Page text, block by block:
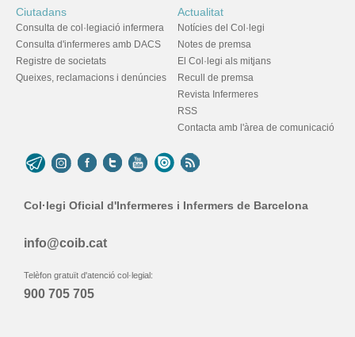
Ciutadans
Consulta de col·legiació infermera
Consulta d'infermeres amb DACS
Registre de societats
Queixes, reclamacions i denúncies
Actualitat
Notícies del Col·legi
Notes de premsa
El Col·legi als mitjans
Recull de premsa
Revista Infermeres
RSS
Contacta amb l'àrea de comunicació
Col·legi Oficial d'Infermeres i Infermers de Barcelona
info@coib.cat
Telèfon gratuït d'atenció col·legial:
900 705 705